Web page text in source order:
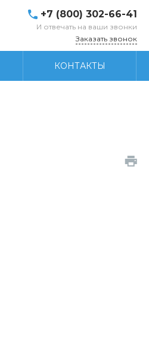
+7 (800) 302-66-41
И отвечать на ваши звонки
Заказать звонок
КОНТАКТЫ